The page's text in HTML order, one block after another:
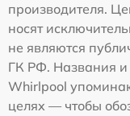
производителя.
носят
не являются
ГК РФ. Названия и
Whirlpool
целях — чтобы